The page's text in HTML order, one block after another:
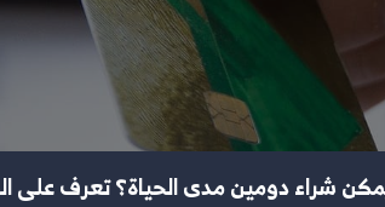
شراء دومين مدى الحياة؟ تعرف على